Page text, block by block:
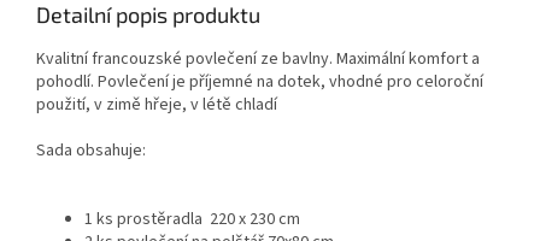
Detailní popis produktu
Kvalitní francouzské povlečení ze bavlny. Maximální komfort a
pohodlí. Povlečení je příjemné na dotek, vhodné pro celoroční
použití, v zimě hřeje, v létě chladí
Sada obsahuje:
1 ks prostěradla 220 x 230 cm